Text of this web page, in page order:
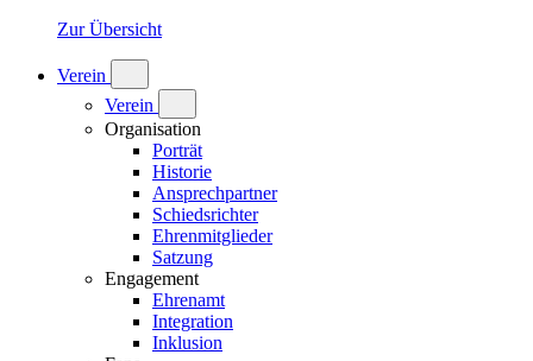
Zur Übersicht
Verein
Verein
Organisation
Porträt
Historie
Ansprechpartner
Schiedsrichter
Ehrenmitglieder
Satzung
Engagement
Ehrenamt
Integration
Inklusion